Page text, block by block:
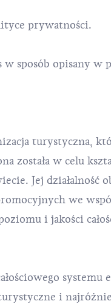
prywatności.
sposób opisany w
turystyczna,
została w celu
Jej działalność
we
i jakości
i